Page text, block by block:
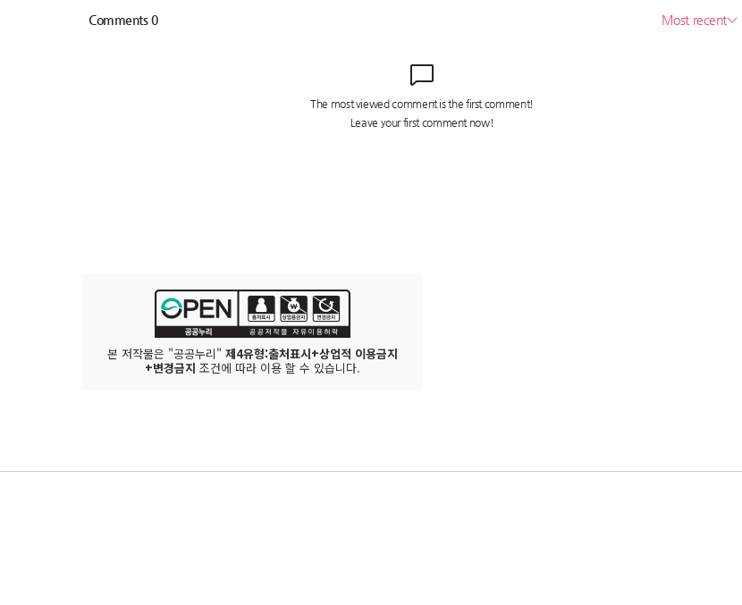
본 저작물은 "공공누리" 제4유형:출처표시+상업적 이용금지
+변경금지 조건에 따라 이용 할 수 있습니다.